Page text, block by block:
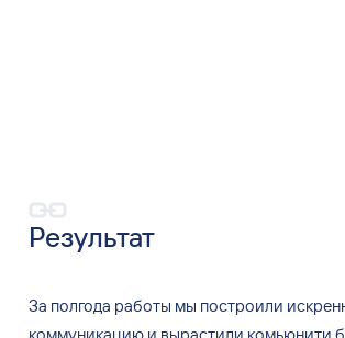
Результат
За полгода работы мы построили
коммуникацию и вырастили комьюнити